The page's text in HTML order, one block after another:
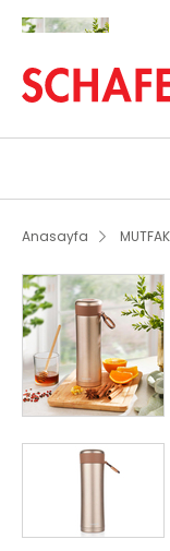
Anasayfa MUTFAK